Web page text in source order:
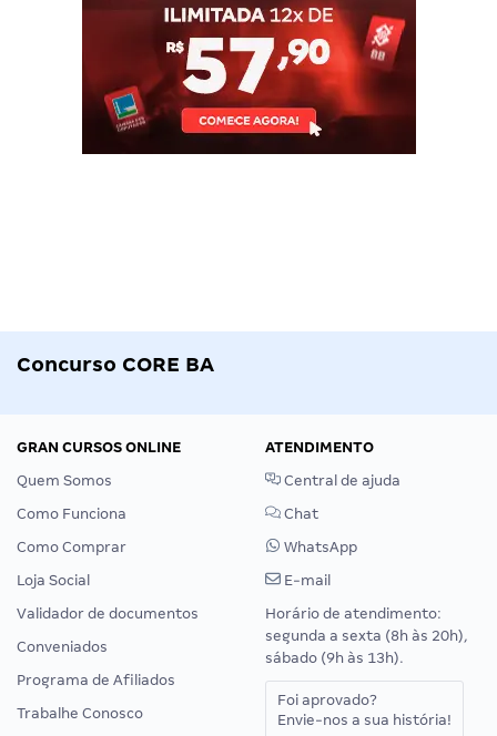
Concurso CORE BA
GRAN CURSOS ONLINE
Quem Somos
Como Funciona
Como Comprar
Loja Social
Validador de documentos
Conveniados
Programa de Afiliados
Trabalhe Conosco
ATENDIMENTO
Central de ajuda
Chat
WhatsApp
E-mail
Horário de atendimento:
segunda a sexta (8h às 20h),
sábado (9h às 13h).
Foi aprovado?
Envie-nos a sua história!